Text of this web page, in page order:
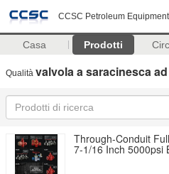
CCSC Petroleum
Casa Prodotti
Qualità valvola a saracinesca
Through-Conduit
7-1/16 Inch 5000psi